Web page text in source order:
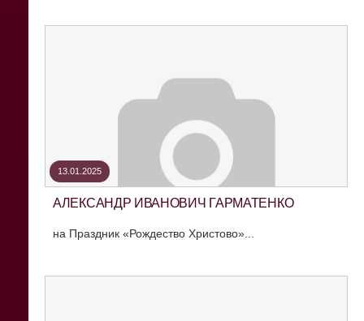
13.01.2025
АЛЕКСАНДР ИВАНОВИЧ ГАРМАТЕНКО
на Праздник «Рождество Христово»...